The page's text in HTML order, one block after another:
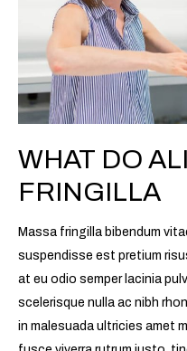
WHAT DO
FRINGILLA
Massa fringilla bibendum
suspendisse est pretium
at eu odio semper lacinia
scelerisque nulla ac nibh
in malesuada ultricies amet